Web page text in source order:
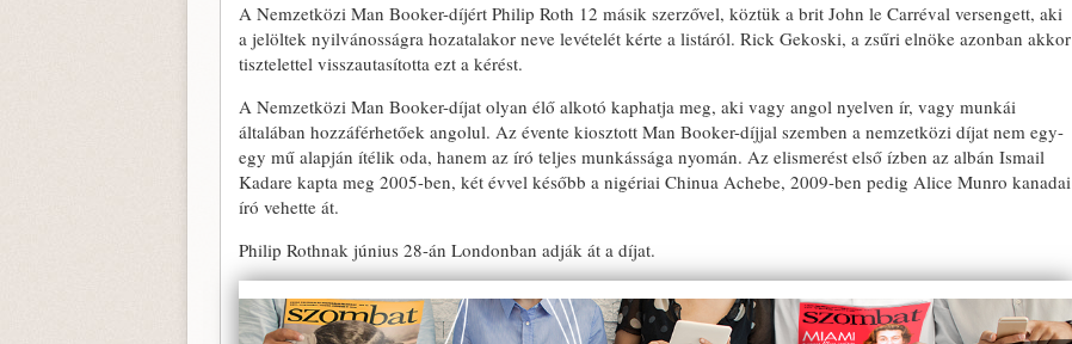
A Nemzetközi Man Booker-díjért Philip Roth 12 másik szerzővel, köztük a brit John le Carréval versengett, aki
a jelöltek nyilvánosságra hozatalakor neve levételét kérte a listáról. Rick Gekoski, a zsűri elnöke azonban akkor
tisztelettel visszautasította ezt a kérést.
A Nemzetközi Man Booker-díjat olyan élő alkotó kaphatja meg, aki vagy angol nyelven ír, vagy munkái
általában hozzáférhetőek angolul. Az évente kiosztott Man Booker-díjjal szemben a nemzetközi díjat nem egy-
egy mű alapján ítélik oda, hanem az író teljes munkássága nyomán. Az elismerést első ízben az albán Ismail
Kadare kapta meg 2005-ben, két évvel később a nigériai Chinua Achebe, 2009-ben pedig Alice Munro kanadai
író vehette át.
Philip Rothnak június 28-án Londonban adják át a díjat.